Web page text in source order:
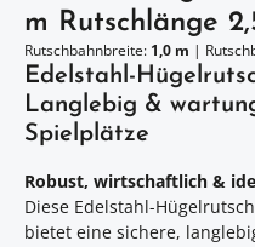
m Rutschlänge
Rutschbahnbreite: 1,0 m |
Edelstahl-
Langlebig &
Spielplätze
Robust, wirtschaftlich &
Diese Edelstahl-
bietet eine sichere,